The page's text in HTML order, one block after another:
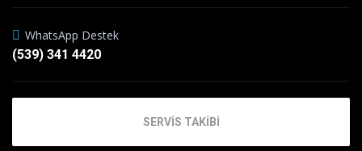
WhatsApp Destek
(539) 341 4420
SERVİS TAKİBİ